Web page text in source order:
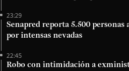
23:29
Senapred reporta 5.500 personas
por intensas nevadas
22:45
Robo con intimidación a